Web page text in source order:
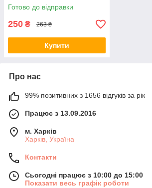
Готово до відправки
250 ₴ 263 ₴
Купити
Про нас
99% позитивних з 1656 відгуків за рік
Працює з 13.09.2016
м. Харків
Харків, Україна
Контакти
Сьогодні працює з 10:00 до 15:00
Показати весь графік роботи